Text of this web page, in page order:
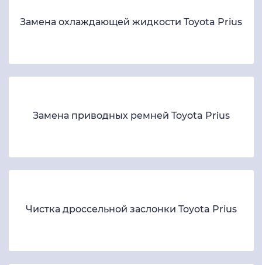
Замена охлаждающей жидкости Toyota Prius
Замена приводных ремней Toyota Prius
Чистка дроссельной заслонки Toyota Prius